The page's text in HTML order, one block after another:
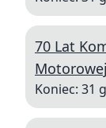
70 Lat
Koniec: 31